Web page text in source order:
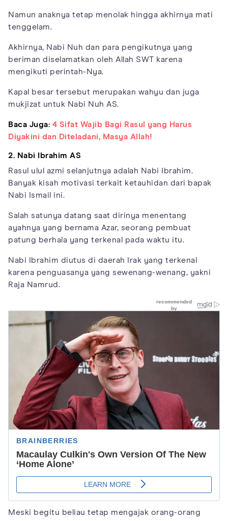
Namun anaknya tetap menolak hingga akhirnya mati
tenggelam.
Akhirnya, Nabi Nuh dan para pengikutnya yang
beriman diselamatkan oleh Allah SWT karena
mengikuti perintah-Nya.
Kapal besar tersebut merupakan wahyu dan juga
mukjizat untuk Nabi Nuh AS.
Baca Juga: 4 Sifat Wajib Bagi Rasul yang Harus
Diyakini dan Diteladani, Masya Allah!
2. Nabi Ibrahim AS
Rasul ulul azmi selanjutnya adalah Nabi Ibrahim.
Banyak kisah motivasi terkait ketauhidan dari bapak
Nabi Ismail ini.
Salah satunya datang saat dirinya menentang
ayahnya yang bernama Azar, seorang pembuat
patung berhala yang terkenal pada waktu itu.
Nabi Ibrahim diutus di daerah Irak yang terkenal
karena penguasanya yang sewenang-wenang, yakni
Raja Namrud.
Meski begitu beliau tetap mengajak orang-orang